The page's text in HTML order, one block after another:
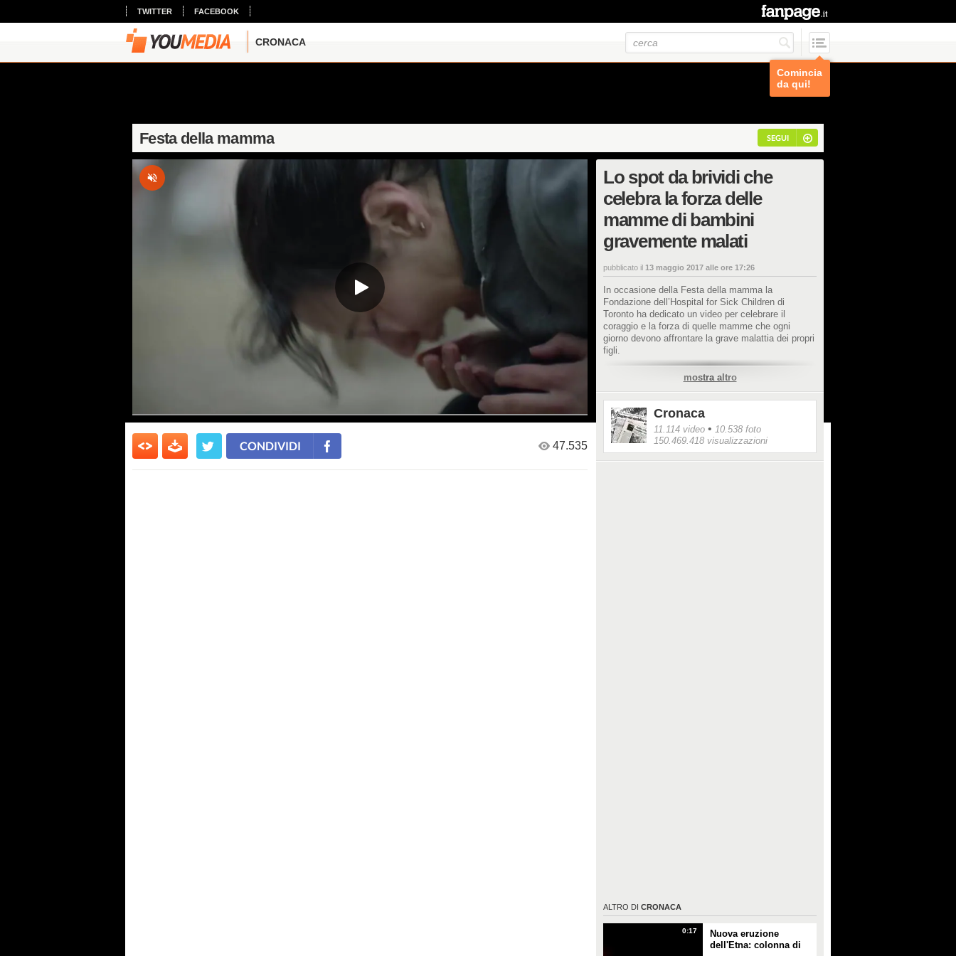
TWITTER FACEBOOK
CRONACA
Comincia
da qui!
Festa della mamma SEGUI
Lo spot da brividi che
celebra la forza delle
mamme di bambini
gravemente malati
pubblicato il 13 maggio 2017 alle ore 17:26
In occasione della Festa della mamma la
Fondazione dell’Hospital for Sick Children di
Toronto ha dedicato un video per celebrare il
coraggio e la forza di quelle mamme che ogni
giorno devono affrontare la grave malattia dei propri
figli.
mostra altro
Cronaca
11.114 video • 10.538 foto
150.469.418 visualizzazioni
ALTRO DI CRONACA
0:17
Nuova eruzione
dell'Etna: colonna di
CONDIVIDI 47.535